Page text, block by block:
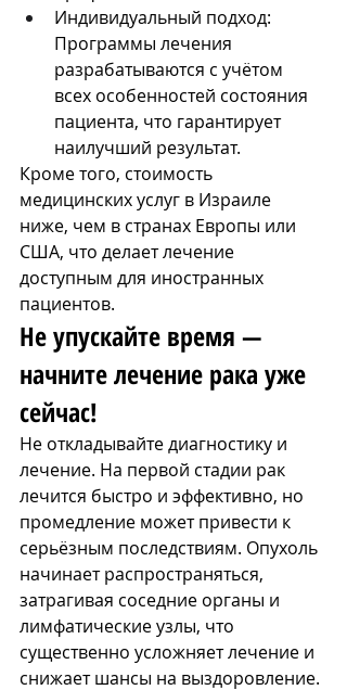
Индивидуальный подход:
Программы лечения
разрабатываются с учётом
всех особенностей состояния
пациента, что гарантирует
наилучший результат.
Кроме того, стоимость
медицинских услуг в Израиле
ниже, чем в странах Европы или
США, что делает лечение
доступным для иностранных
пациентов.
Не упускайте время —
начните лечение рака уже
сейчас!
Не откладывайте диагностику и
лечение. На первой стадии рак
лечится быстро и эффективно, но
промедление может привести к
серьёзным последствиям. Опухоль
начинает распространяться,
затрагивая соседние органы и
лимфатические узлы, что
существенно усложняет лечение и
снижает шансы на выздоровление.